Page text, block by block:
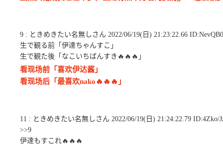
9 : ときめきたい名無しさん 2022/06/19(日) 21:23:22.66
生で観る前「伊達ちゃんすこ」
生で観た後「なこいちばんすき🔥🔥🔥」
看现场前「喜欢伊达酱」
看现场后「最喜欢nako🔥🔥🔥」
11 : ときめきたい名無しさん 2022/06/19(日) 21:24:22.79 ID:4Zko/
>>9
伊達もすこれ🔥🔥🔥